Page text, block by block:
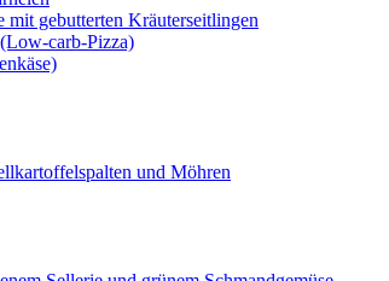
gebutterten Kräuterseitlingen
carb-Pizza)
und Möhren